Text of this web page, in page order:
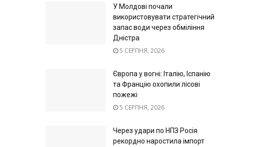
У Молдові почали
використовувати стратегічний
запас води через обміління
Дністра
5 СЕРПНЯ, 2026
Європа у вогні: Італію, Іспанію
та Францію охопили лісові
пожежі
5 СЕРПНЯ, 2026
Через удари по НПЗ Росія
рекордно наростила імпорт